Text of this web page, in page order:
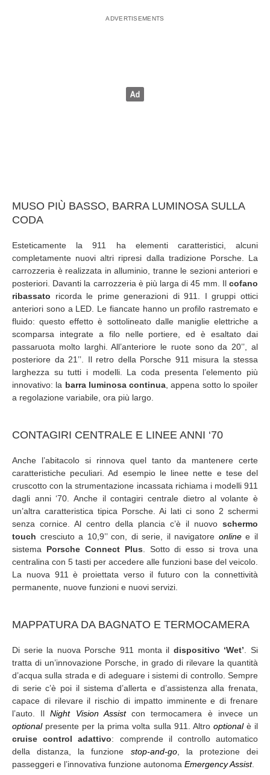
MUSO PIÙ BASSO, BARRA LUMINOSA SULLA
CODA
Esteticamente la 911 ha elementi caratteristici, alcuni
completamente nuovi altri ripresi dalla tradizione Porsche. La
carrozzeria è realizzata in alluminio, tranne le sezioni anteriori e
posteriori. Davanti la carrozzeria è più larga di 45 mm. Il cofano
ribassato ricorda le prime generazioni di 911. I gruppi ottici
anteriori sono a LED. Le fiancate hanno un profilo rastremato e
fluido: questo effetto è sottolineato dalle maniglie elettriche a
scomparsa integrate a filo nelle portiere, ed è esaltato dai
passaruota molto larghi. All’anteriore le ruote sono da 20’’, al
posteriore da 21’’. Il retro della Porsche 911 misura la stessa
larghezza su tutti i modelli. La coda presenta l’elemento più
innovativo: la barra luminosa continua , appena sotto lo spoiler
a regolazione variabile, ora più largo.
CONTAGIRI CENTRALE E LINEE ANNI ‘70
Anche l’abitacolo si rinnova quel tanto da mantenere certe
caratteristiche peculiari. Ad esempio le linee nette e tese del
cruscotto con la strumentazione incassata richiama i modelli 911
dagli anni ‘70. Anche il contagiri centrale dietro al volante è
un’altra caratteristica tipica Porsche. Ai lati ci sono 2 schermi
senza cornice. Al centro della plancia c’è il nuovo schermo
touch cresciuto a 10,9’’ con, di serie, il navigatore onlinee il
sistema Porsche Connect Plus . Sotto di esso si trova una
centralina con 5 tasti per accedere alle funzioni base del veicolo.
La nuova 911 è proiettata verso il futuro con la connettività
permanente, nuove funzioni e nuovi servizi.
MAPPATURA DA BAGNATO E TERMOCAMERA
Di serie la nuova Porsche 911 monta il dispositivo ‘Wet’ . Si
tratta di un’innovazione Porsche, in grado di rilevare la quantità
d’acqua sulla strada e di adeguare i sistemi di controllo. Sempre
di serie c’è poi il sistema d’allerta e d’assistenza alla frenata,
capace di rilevare il rischio di impatto imminente e di frenare
l’auto. IlNight Vision Assistcon termocamera è invece un
optionalpresente per la prima volta sulla 911. Altro optionalè il
cruise control adattivo: comprende il controllo automatico
della distanza, la funzione stop-and-go, la protezione dei
passeggeri e l’innovativa funzione autonoma Emergency Assist.